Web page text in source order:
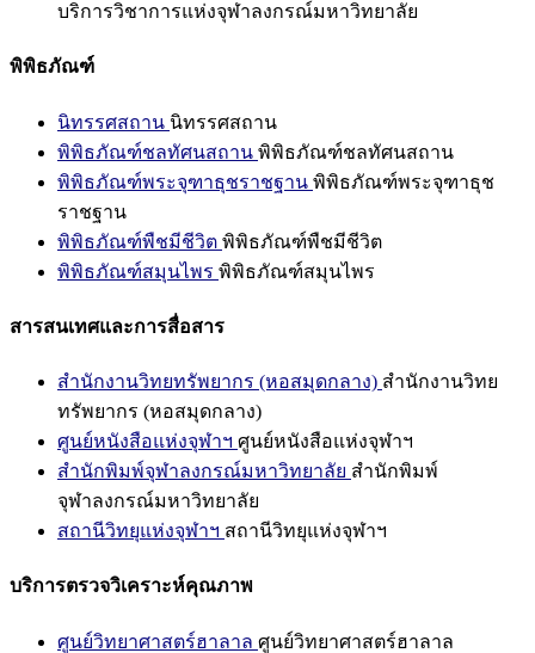
บริการวิชาการแห่งจุฬาลงกรณ์มหาวิทยาลัย
พิพิธภัณฑ์
นิทรรศสถาน นิทรรศสถาน
พิพิธภัณฑ์ชลทัศนสถาน พิพิธภัณฑ์ชลทัศนสถาน
พิพิธภัณฑ์พระจุฑาธุชราชฐาน พิพิธภัณฑ์พระจุฑาธุช
ราชฐาน
พิพิธภัณฑ์พืชมีชีวิต พิพิธภัณฑ์พืชมีชีวิต
พิพิธภัณฑ์สมุนไพร พิพิธภัณฑ์สมุนไพร
สารสนเทศและการสื่อสาร
สำนักงานวิทยทรัพยากร (หอสมุดกลาง) สำนักงานวิทย
ทรัพยากร (หอสมุดกลาง)
ศูนย์หนังสือแห่งจุฬาฯ ศูนย์หนังสือแห่งจุฬาฯ
สำนักพิมพ์จุฬาลงกรณ์มหาวิทยาลัย สำนักพิมพ์
จุฬาลงกรณ์มหาวิทยาลัย
สถานีวิทยุแห่งจุฬาฯ สถานีวิทยุแห่งจุฬาฯ
บริการตรวจวิเคราะห์คุณภาพ
ศูนย์วิทยาศาสตร์ฮาลาล ศูนย์วิทยาศาสตร์ฮาลาล